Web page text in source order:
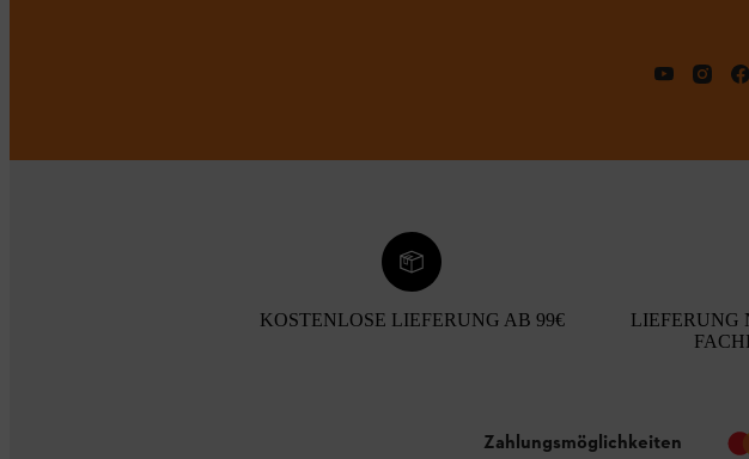
KOSTENLOSE LIEFERUNG AB 99€
LIEFERUNG
Zahlungsmöglichkeiten